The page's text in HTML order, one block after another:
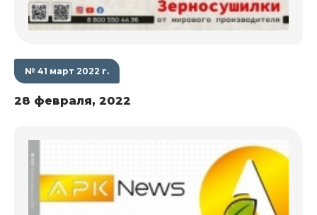
№ 41 март 2022 г.
28 февраля, 2022